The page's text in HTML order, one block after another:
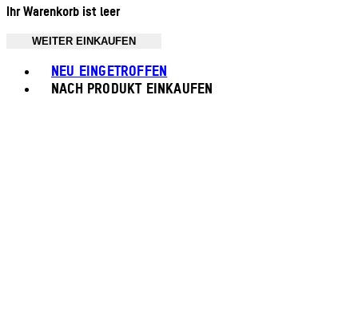
Ihr Warenkorb ist leer
WEITER EINKAUFEN
NEU EINGETROFFEN
NACH PRODUKT EINKAUFEN